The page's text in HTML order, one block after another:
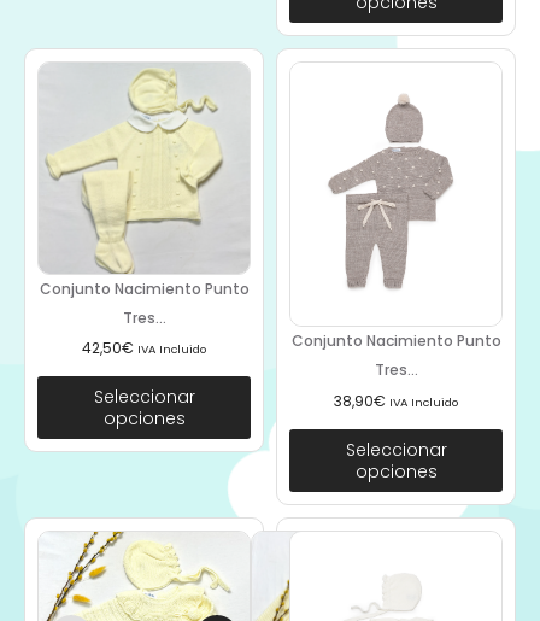
Conjunto Nacimiento Punto
Tres...
42,50€ IVA Incluido
Seleccionar
opciones
Conjunto Nacimiento Punto
Tres...
38,90€ IVA Incluido
Seleccionar
opciones